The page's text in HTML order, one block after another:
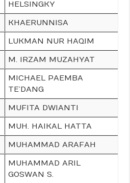
HELSINGKY
KHAERUNNISA
LUKMAN NUR HAQIM
M. IRZAM MUZAHYAT
MICHAEL PAEMBA
TE’DANG
MUFITA DWIANTI
MUH. HAIKAL HATTA
MUHAMMAD ARAFAH
MUHAMMAD ARIL
GOSWAN S.